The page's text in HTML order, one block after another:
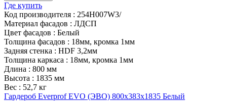
Где купить
Код производителя : 254H007W3/
Материал фасадов : ЛДСП
Цвет фасадов : Белый
Толщина фасадов : 18мм, кромка 1мм
Задняя стенка : HDF 3,2мм
Толщина каркаса : 18мм, кромка 1мм
Длина : 800 мм
Высота : 1835 мм
Вес : 52,7 кг
Гардероб Everprof EVO (ЭВО) 800х383x1835 Белый